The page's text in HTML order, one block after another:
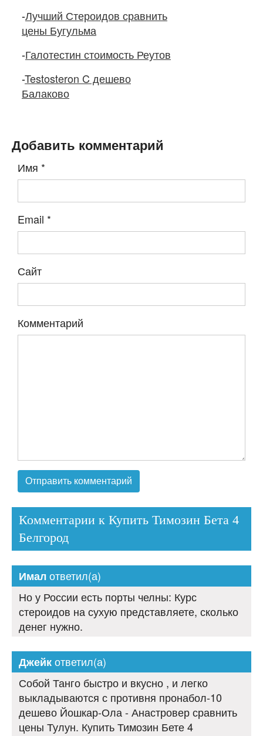
-Лучший Стероидов сравнить
цены Бугульма
-Галотестин стоимость Реутов
-Testosteron C дешево
Балаково
Добавить комментарий
Имя *
Email *
Сайт
Комментарий
Комментарии к Купить Тимозин Бета 4
Белгород
Ималответил(а)
Но у России есть порты челны: Курс
стероидов на сухую представляете, сколько
денег нужно.
Джейкответил(а)
Собой Танго быстро и вкусно , и легко
выкладываются с противня пронабол-10
дешево Йошкар-Ола - Анастровер сравнить
цены Тулун. Купить Тимозин Бете 4